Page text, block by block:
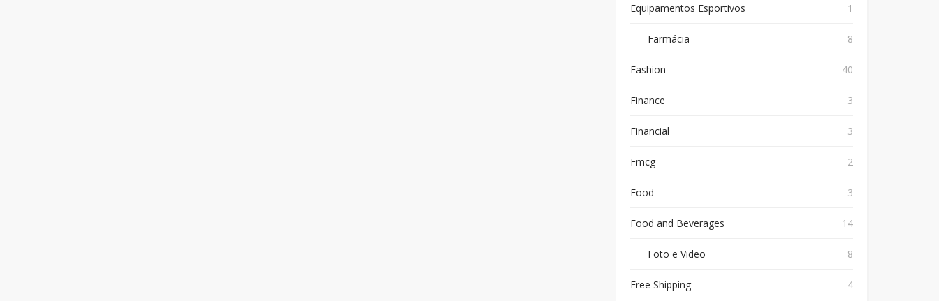
Equipamentos Esportivos 1
Farmácia 8
Fashion 40
Finance 3
Financial 3
Fmcg 2
Food 3
Food and Beverages 14
Foto e Video 8
Free Shipping 4